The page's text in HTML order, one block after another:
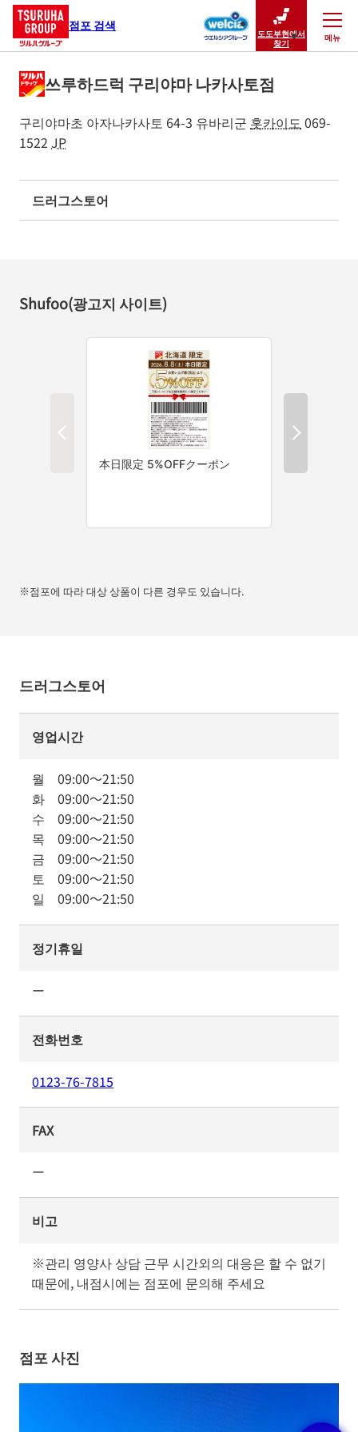
점포 검색
도도부현에서
찾기
메뉴
닫기
쓰루하드럭 구리야마 나카사토점
구리야마초 아자나카사토 64-3 유바리군 홋카이도 069-
1522 JP
드러그스토어
Shufoo(광고지 사이트)
※점포에 따라 대상 상품이 다른 경우도 있습니다.
드러그스토어
영업시간
월 09:00～21:50
화 09:00～21:50
수 09:00～21:50
목 09:00～21:50
금 09:00～21:50
토 09:00～21:50
일 09:00～21:50
정기휴일
ー
전화번호
0123-76-7815
FAX
ー
비고
※관리 영양사 상담 근무 시간외의 대응은 할 수 없기
때문에, 내점시에는 점포에 문의해 주세요
점포 사진